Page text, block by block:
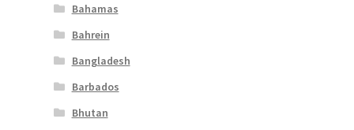
Bahamas
Bahrein
Bangladesh
Barbados
Bhutan